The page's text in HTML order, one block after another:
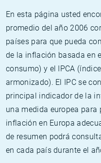
En esta página usted
promedio del año 2006
países para que pueda
de la inflación basada en
consumo) y el IPCA
armonizado). El IPC se
principal indicador de la
una medida europea
inflación en Europa
de resumen podrá
en cada país durante el